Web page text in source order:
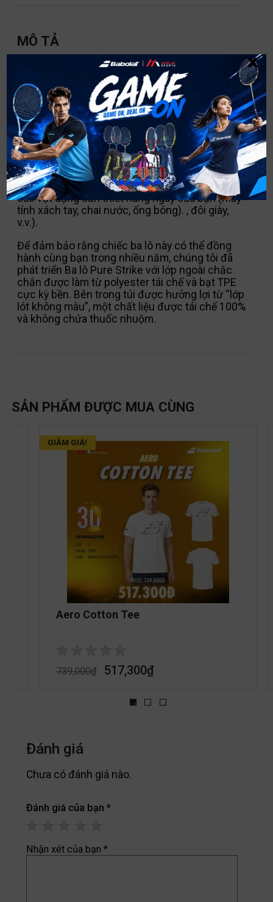
MÔ TẢ
Là một tay vợt sành điệu, bạn đang tìm kiếm một
chiếc ba lô có thiết kế thể thao và táo bạo, được
chế tạo tỉ mỉ cho môn thể thao yêu thích của
bạn, nó sẽ chứng tỏ được chức năng hữu ích
khi ra sân để đồng hành tốt nhất với bạn trong
những chuyến đi hàng ngày.
Được thiết kế để thực hiện mục đích kép này, Ba
lô Pure Strike có thể tích lớn (XXL) và cấu trúc 3
ngăn, mang lại khả năng sắp xếp tuyệt vời, cho
phép bạn mang theo tối đa 3 cây vợt cùng với
các vật dụng cần thiết hàng ngày của bạn (máy
tính xách tay, chai nước, ống bóng). , đôi giày,
v.v.).
Để đảm bảo rằng chiếc ba lô này có thể đồng
hành cùng bạn trong nhiều năm, chúng tôi đã
phát triển Ba lô Pure Strike với lớp ngoài chắc
chắn được làm từ polyester tái chế và bạt TPE
cực kỳ bền. Bên trong túi được hưởng lợi từ “lớp
lót không màu”, một chất liệu được tái chế 100%
và không chứa thuốc nhuộm.
SẢN PHẨM ĐƯỢC MUA CÙNG
GIẢM GIÁ!
Aero Cotton Tee
739,000₫ 517,300₫
Đánh giá
Chưa có đánh giá nào.
Đánh giá của bạn *
Nhận xét của bạn *
x